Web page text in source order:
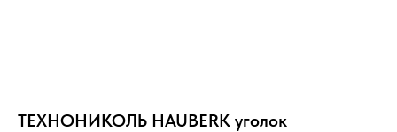
ТЕХНОНИКОЛЬ HAUBERK уголок